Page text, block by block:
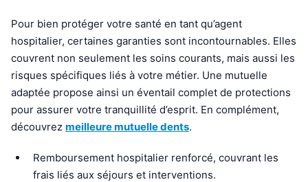
Pour bien protéger votre santé en tant qu’agent
hospitalier, certaines garanties sont incontournables. Elles
couvrent non seulement les soins courants, mais aussi les
risques spécifiques liés à votre métier. Une mutuelle
adaptée propose ainsi un éventail complet de protections
pour assurer votre tranquillité d’esprit. En complément,
découvrez meilleure mutuelle dents.
Remboursement hospitalier renforcé, couvrant les
frais liés aux séjours et interventions.